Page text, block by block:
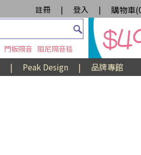
註冊 | 登入 | 購物車(
門板隔音 阻尼隔音毯
| Peak Design |
品牌專館